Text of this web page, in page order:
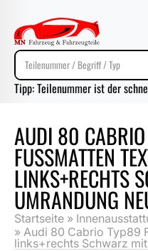
Tipp: Teilenummer ist der
AUDI 80
FUSSMATTEN
INKS+RECHTS
MRANDUNG NEU
Startseite »
» Audi 80 Cabrio Typ89
links+rechts Schwarz